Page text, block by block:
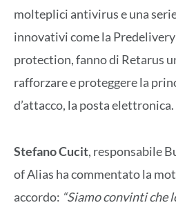
molteplici antivirus e una
innovativi come la
protection, fanno di Retarus
rafforzare e proteggere la
d’attacco, la posta elettronica.
Stefano Cucit, responsabile
of Alias ha commentato la
accordo: “Siamo convinti che